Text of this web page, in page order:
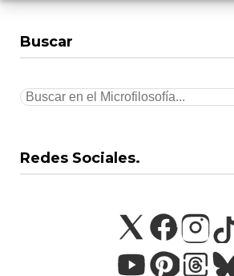
Buscar
Redes Sociales.